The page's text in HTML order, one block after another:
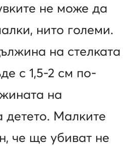
не може да
нито големи.
на стелката
с 1,5-2 см по-
на
детето. Малките
че ще убиват не